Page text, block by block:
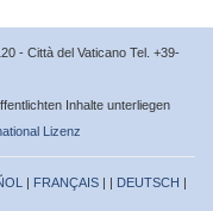
- Città del Vaticano Tel. +39-
Inhalte unterliegen
Lizenz
| FRANÇAIS | | DEUTSCH |